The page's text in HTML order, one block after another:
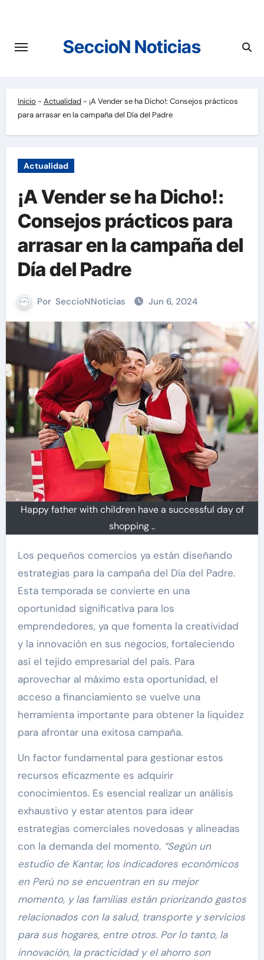
contenido
SeccioN Noticias
Inicio - Actualidad- ¡A Vender se ha Dicho!: Consejos prácticos
para arrasar en la campaña del Día del Padre
Actualidad
¡A Vender se ha Dicho!:
Consejos prácticos para
arrasar en la campaña del
Día del Padre
Por SeccioNNoticias Jun 6, 2024
Happy father with children have a successful day of
shopping ..
Los pequeños comercios ya están diseñando
estrategias para la campaña del Día del Padre.
Esta temporada se convierte en una
oportunidad significativa para los
emprendedores, ya que fomenta la creatividad
y la innovación en sus negocios, fortaleciendo
así el tejido empresarial del país. Para
aprovechar al máximo esta oportunidad, el
acceso a financiamiento se vuelve una
herramienta importante para obtener la liquidez
para afrontar una exitosa campaña.
Un factor fundamental para gestionar estos
recursos eficazmente es adquirir
conocimientos. Es esencial realizar un análisis
exhaustivo y estar atentos para idear
estrategias comerciales novedosas y alineadas
con la demanda del momento. “Según un
estudio de Kantar, los indicadores económicos
en Perú no se encuentran en su mejor
momento, y las familias están priorizando gastos
relacionados con la salud, transporte y servicios
para sus hogares, entre otros. Por lo tanto, la
innovación, la practicidad y el ahorro son